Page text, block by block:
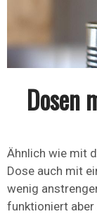
Dosen
Ähnlich wie mit
Dose auch mit
wenig
funktioniert aber